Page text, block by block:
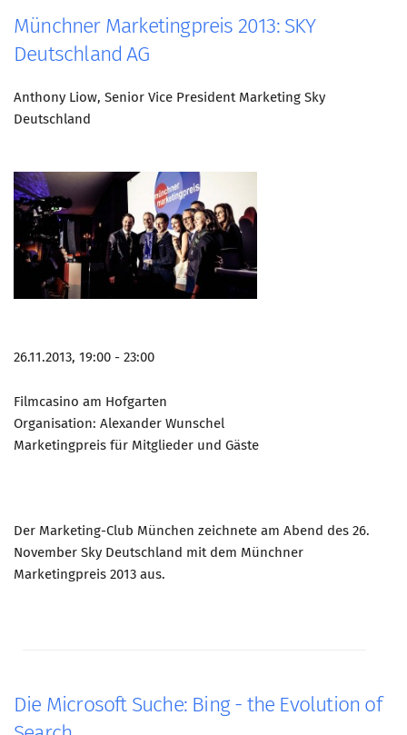
Münchner Marketingpreis 2013: SKY
Deutschland AG
Anthony Liow, Senior Vice President Marketing Sky
Deutschland
26.11.2013, 19:00 - 23:00
Filmcasino am Hofgarten
Organisation: Alexander Wunschel
Marketingpreis für Mitglieder und Gäste
Der Marketing-Club München zeichnete am Abend des 26.
November Sky Deutschland mit dem Münchner
Marketingpreis 2013 aus.
Die Microsoft Suche: Bing - the Evolution of